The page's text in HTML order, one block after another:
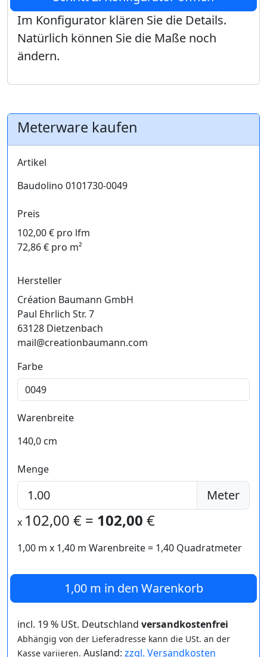
Im Konfigurator klären Sie die Details.
Natürlich können Sie die Maße noch
ändern.
Meterware kaufen
Artikel
Baudolino 0101730-0049
Preis
102,00 € pro lfm
72,86 € pro m²
Hersteller
Création Baumann GmbH
Paul Ehrlich Str. 7
63128 Dietzenbach
mail@creationbaumann.com
Farbe
Warenbreite
140,0 cm
Menge
Meter
x 102,00 € = 102,00 €
1,00 m x 1,40 m Warenbreite = 1,40 Quadratmeter
1,00 m in den Warenkorb
incl. 19 % USt. Deutschland versandkostenfrei
Abhängig von der Lieferadresse kann die USt. an der
Kasse variieren. Ausland: zzgl. Versandkosten